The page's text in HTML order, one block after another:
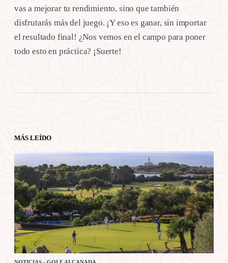
vas a mejorar tu rendimiento, sino que también
disfrutarás más del juego. ¡Y eso es ganar, sin importar
el resultado final! ¿Nos vemos en el campo para poner
todo esto en práctica? ¡Suerte!
MÁS LEÍDO
NOTICIAS - GOLF ALCANADA